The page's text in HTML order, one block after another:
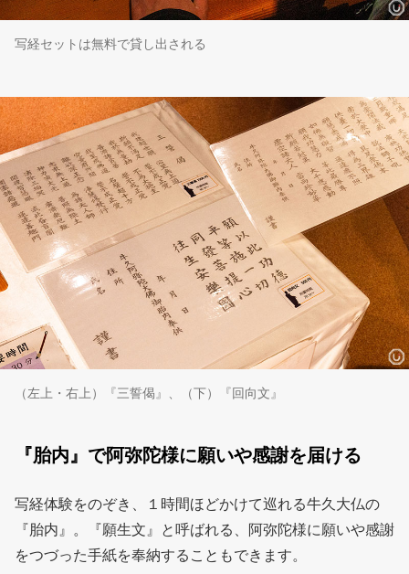
写経セットは無料で貸し出される
（左上・右上）『三誓偈』、（下）『回向文』
『胎内』で阿弥陀様に願いや感謝を届ける
写経体験をのぞき、１時間ほどかけて巡れる牛久大仏の
『胎内』。『願生文』と呼ばれる、阿弥陀様に願いや感謝
をつづった手紙を奉納することもできます。